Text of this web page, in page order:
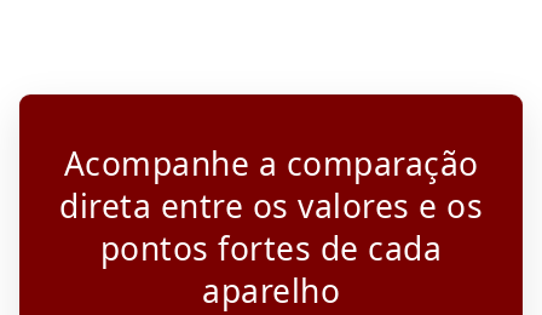
Acompanhe a comparação
direta entre os valores e os
pontos fortes de cada
aparelho